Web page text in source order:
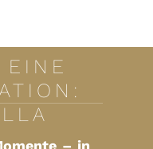
EINE
– in